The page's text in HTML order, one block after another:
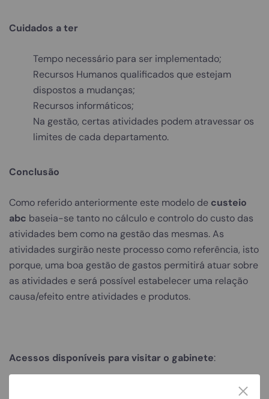
Cuidados a ter
Tempo necessário para ser implementado;
Recursos Humanos qualificados que estejam
dispostos a mudanças;
Recursos informáticos;
Na gestão, certas atividades podem atravessar os
limites de cada departamento.
Conclusão
Como referido anteriormente este modelo de custeio
abc baseia-se tanto no cálculo e controlo do custo das
atividades bem como na gestão das mesmas. As
atividades surgirão neste processo como referência, isto
porque, uma boa gestão de gastos permitirá atuar sobre
as atividades e será possível estabelecer uma relação
causa/efeito entre atividades e produtos.
Acessos disponíveis para visitar o gabinete: